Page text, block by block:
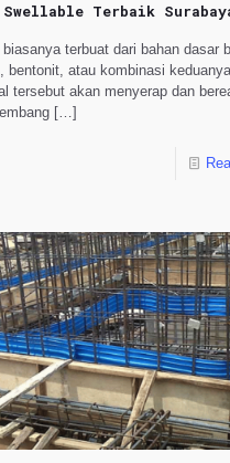
Terbaik
terbuat dari bahan dasar
bentonit, atau kombinasi
tersebut akan menyerap dan
[…]